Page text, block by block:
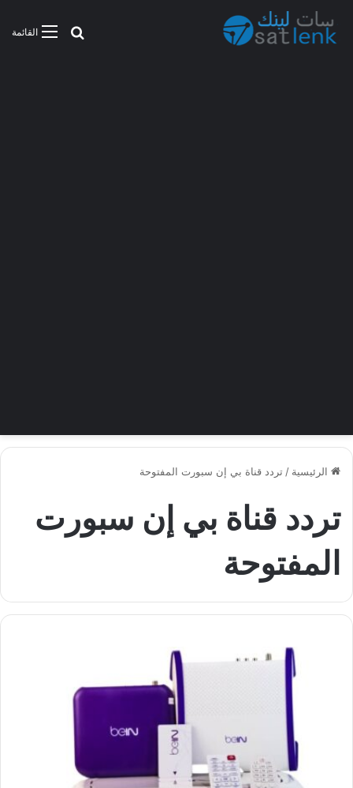
القائمةبحث عن
الرئيسية / تردد قناة بي إن سبورت المفتوحة
تردد قناة بي إن سبورت
المفتوحة